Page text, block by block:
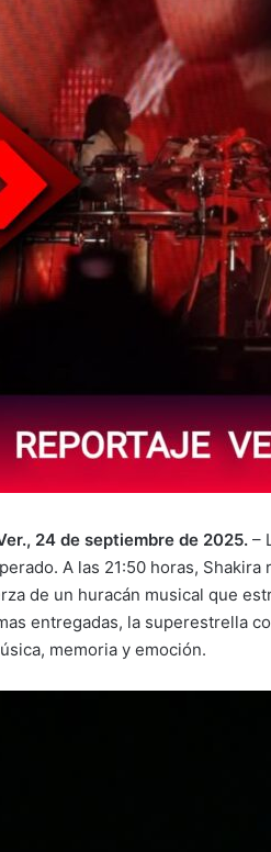
24 de septiembre de 2025. –
A las 21:50 horas,
de un huracán musical que
entregadas, la superestrella
memoria y emoción.